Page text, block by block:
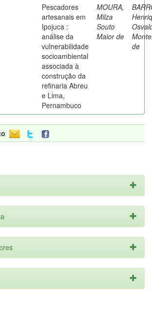
Pescadores
artesanais em
Ipojuca :
análise da
vulnerabilidade
socioambiental
associada à
construção da
refinaria Abreu
e Lima,
Pernambuco
MOURA,
Milza
Souto
Maior de
de